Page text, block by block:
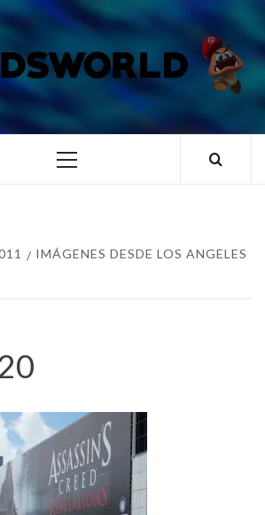
EN NINTENDO
Menú
IMÁGENES DESDE LOS ANGELES